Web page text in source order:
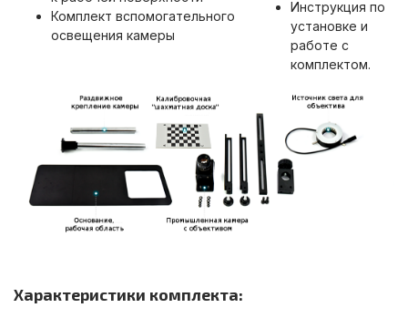
Комплект вспомогательного
освещения камеры
Инструкция по
установке и
работе с
комплектом.
Характеристики комплекта: